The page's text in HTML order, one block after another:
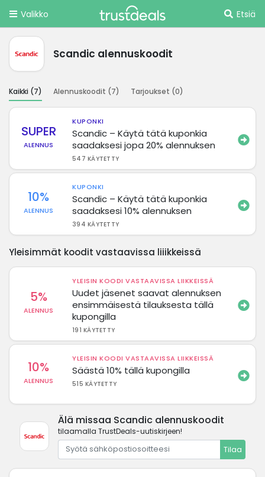
Valikko Etsiä
Scandic alennuskoodit
Kaikki (7) Alennuskoodit (7) Tarjoukset (0)
SUPER
ALENNUS
KUPONKI
Scandic – Käytä tätä kuponkia
saadaksesi jopa 20% alennuksen
547 KÄYTETTY
10%
ALENNUS
KUPONKI
Scandic – Käytä tätä kuponkia
saadaksesi 10% alennuksen
394 KÄYTETTY
Yleisimmät koodit vastaavissa liiikkeissä
5%
ALENNUS
YLEISIN KOODI VASTAAVISSA LIIKKEISSÄ
Uudet jäsenet saavat alennuksen
ensimmäisestä tilauksesta tällä
kupongilla
191 KÄYTETTY
10%
ALENNUS
YLEISIN KOODI VASTAAVISSA LIIKKEISSÄ
Säästä 10% tällä kupongilla
515 KÄYTETTY
Älä missaa Scandic alennuskoodit
tilaamalla TrustDeals-uutiskirjeen!
Tilaa